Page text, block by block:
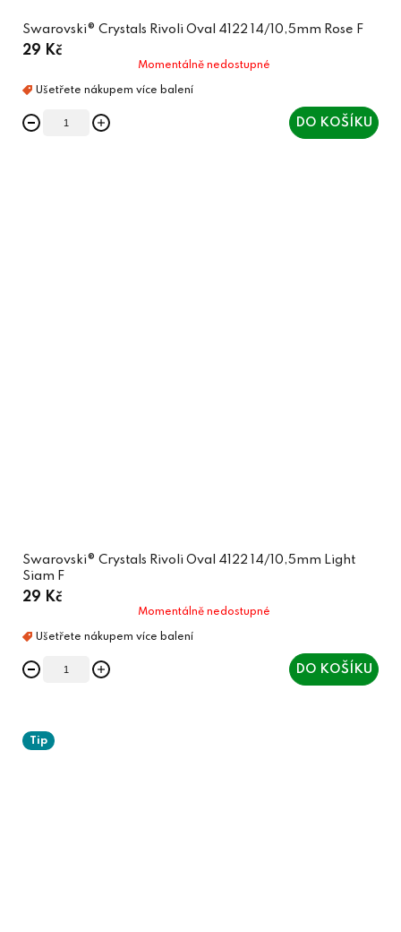
Swarovski® Crystals Rivoli Oval 4122 14/10,5mm Rose F
29 Kč
Momentálně nedostupné
DO KOŠÍKU
Swarovski® Crystals Rivoli Oval 4122 14/10,5mm Light
Siam F
29 Kč
Momentálně nedostupné
DO KOŠÍKU
Tip